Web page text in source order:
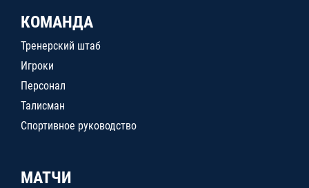
КОМАНДА
Тренерский штаб
Игроки
Персонал
Талисман
Спортивное руководство
МАТЧИ